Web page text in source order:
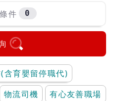
件 0
含育嬰留停職代)
物流司機 有心友善職場